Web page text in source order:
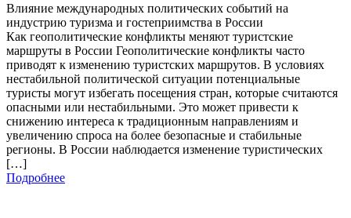
Влияние международных политических событий на
индустрию туризма и гостеприимства в России
Как геополитические конфликты меняют туристские
маршруты в России Геополитические конфликты часто
приводят к изменению туристских маршрутов. В условиях
нестабильной политической ситуации потенциальные
туристы могут избегать посещения стран, которые считаются
опасными или нестабильными. Это может привести к
снижению интереса к традиционным направлениям и
увеличению спроса на более безопасные и стабильные
регионы. В России наблюдается изменение туристических
[…]
Подробнее